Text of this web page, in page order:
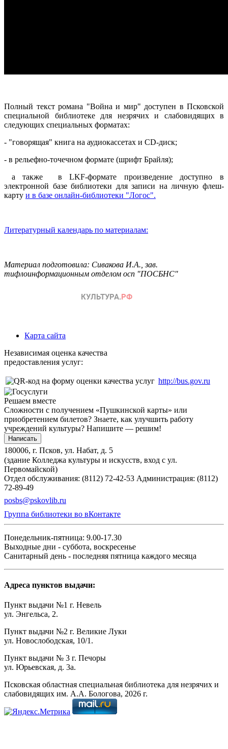
Полный текст романа "Война и мир" доступен в Псковской
специальной библиотеке для незрячих и слабовидящих в
следующих специальных форматах:
- "говорящая" книга на аудиокассетах и CD-диск;
- в рельефно-точечном формате (шрифт Брайля);
а также в LKF-формате произведение доступно в
электронной базе библиотеки для записи на личную флеш-
карту и в базе онлайн-библиотеки "Логос".
Литературный календарь по материалам:
Материал подготовила: Сивакова И.А., зав.
тифлоинформационным отделом осп "ПОСБНС"
Карта сайта
Независимая оценка качества
предоставления услуг:
http://bus.gov.ru
Решаем вместе
Сложности с получением «Пушкинской карты» или
приобретением билетов? Знаете, как улучшить работу
учреждений культуры? Напишите — решим!
Написать
180006, г. Псков, ул. Набат, д. 5
(здание Колледжа культуры и искусств, вход с ул.
Первомайской)
Отдел обслуживания: (8112) 72-42-53 Администрация: (8112)
72-89-49
posbs@pskovlib.ru
Группа библиотеки во вКонтакте
Понедельник-пятница: 9.00-17.30
Выходные дни - суббота, воскресенье
Санитарный день - последняя пятница каждого месяца
Адреса пунктов выдачи:
Пункт выдачи №1 г. Невель
ул. Энгельса, 2.
Пункт выдачи №2 г. Великие Луки
ул. Новослободская, 10/1.
Пункт выдачи № 3 г. Печоры
ул. Юрьевская, д. 3а.
Псковская областная специальная библиотека для незрячих и
слабовидящих им. А.А. Бологова, 2026 г.